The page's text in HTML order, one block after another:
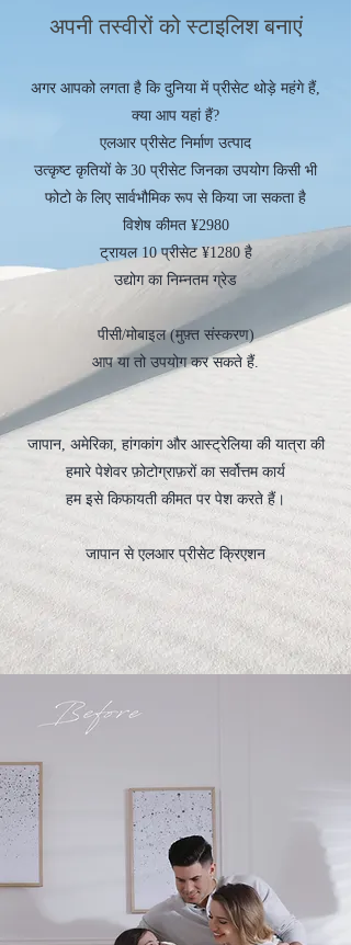
अपनी तस्वीरों को स्टाइलिश बनाएं
अगर आपको लगता है कि दुनिया में प्रीसेट थोड़े महंगे हैं,
क्या आप यहां हैं?
एलआर प्रीसेट निर्माण उत्पाद
उत्कृष्ट कृतियों के 30 प्रीसेट जिनका उपयोग किसी भी
फोटो के लिए सार्वभौमिक रूप से किया जा सकता है
विशेष कीमत ¥2980
ट्रायल 10 प्रीसेट ¥1280 है
उद्योग का निम्नतम ग्रेड
पीसी/मोबाइल (मुफ़्त संस्करण)
आप या तो उपयोग कर सकते हैं.
जापान, अमेरिका, हांगकांग और आस्ट्रेलिया की यात्रा की
हमारे पेशेवर फ़ोटोग्राफ़रों का सर्वोत्तम कार्य
हम इसे किफायती कीमत पर पेश करते हैं।
जापान से एलआर प्रीसेट क्रिएशन